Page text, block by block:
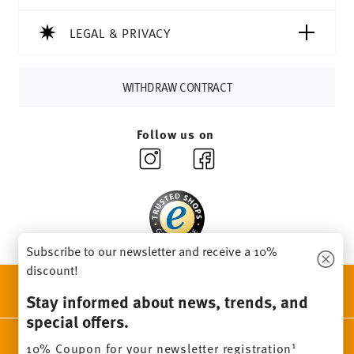
Delivery time: 3-5 working days for delivery within
Germany for items in stock. You can view delivery times to
For returns, please use ourreturns service
LEGAL & PRIVACY
WITHDRAW CONTRACT
Follow us on
Beauty & functionality for your home
Homepage General terms and conditions Privacy policy
Subscribe to our newsletter and receive a 10%
discount!
Stay informed about news, trends, and
special offers.
10% Coupon for your newsletter registration1